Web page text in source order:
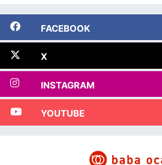
FACEBOOK
X
INSTAGRAM
YOUTUBE